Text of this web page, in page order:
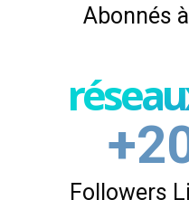
Abonnés
Followers